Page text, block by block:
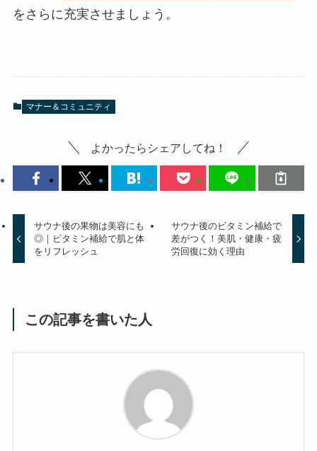
をさらに充実させましょう。
マナー＆コミュニティ
よかったらシェアしてね！
サウナ後の果物は美容にも
◎｜ビタミン補給で肌と体
をリフレッシュ
サウナ後のビタミン補給で
差がつく！美肌・健康・疲
労回復に効く理由
この記事を書いた人